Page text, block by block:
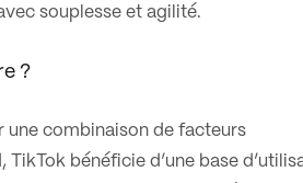
souplesse et agilité.
?
une combinaison de facteurs
bénéficie d’une base